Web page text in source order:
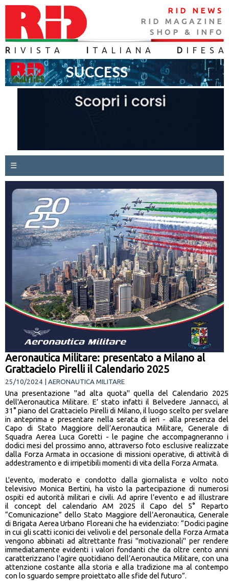
RID NEWS
RID MAGAZINE
SHOP & INFO
R IVISTA TALIANA D IFES A
☰
Aeronautica Militare: presentato a Milano al
Grattacielo Pirelli il Calendario 2025
25/10/2024 | AERONAUTICA MILITARE
Una presentazione "ad alta quota" quella del Calendario 2025
dell'Aeronautica Militare. E’ stato infatti il Belvedere Jannacci, al
31° piano del Grattacielo Pirelli di Milano, il luogo scelto per svelare
in anteprima e presentare nella serata di ieri - alla presenza del
Capo di Stato Maggiore dell’Aeronautica Militare, Generale di
Squadra Aerea Luca Goretti - le pagine che accompagneranno i
dodici mesi del prossimo anno, attraverso foto esclusive realizzate
dalla Forza Armata in occasione di missioni operative, di attività di
addestramento e di irripetibili momenti di vita della Forza Armata.
L'evento, moderato e condotto dalla giornalista e volto noto
televisivo Monica Bertini, ha visto la partecipazione di numerosi
ospiti ed autorità militari e civili. Ad aprire l’evento e ad illustrare
il concept del calendario AM 2025 il Capo del 5° Reparto
“Comunicazione” dello Stato Maggiore dell’Aeronautica, Generale
di Brigata Aerea Urbano Floreani che ha evidenziato: “Dodici pagine
in cui gli scatti iconici dei velivoli e del personale della Forza Armata
vengono abbinati ad altrettante frasi "motivazionali" per rendere
immediatamente evidenti i valori fondanti che da oltre cento anni
caratterizzano l'agire quotidiano dell’Aeronautica Militare, con una
attenzione costante alla storia e alla tradizione ma al contempo
con lo sguardo sempre proiettato alle sfide del futuro”.